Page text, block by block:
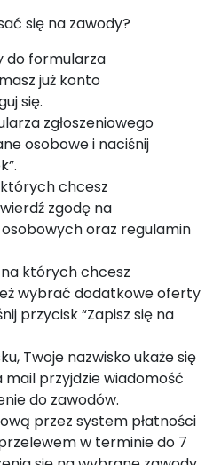
się na zawody?
do formularza
już konto
się.
zgłoszeniowego
osobowe i naciśnij
chcesz
zgodę na
oraz regulamin
których chcesz
wybrać dodatkowe oferty
przycisk “Zapisz się na
Twoje nazwisko ukaże się
przyjdzie wiadomość
do zawodów.
przez system płatności
w terminie do 7